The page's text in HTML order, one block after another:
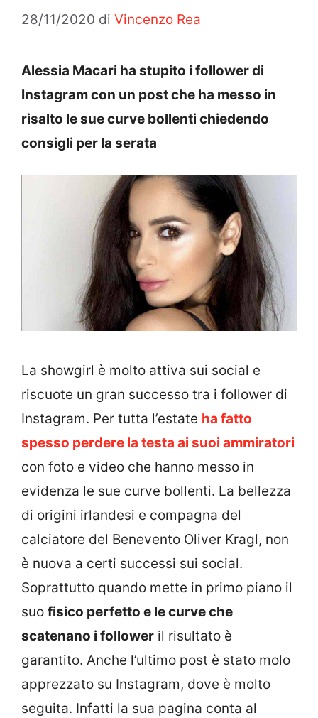
28/11/2020 di Vincenzo Rea
Alessia Macari ha stupito i follower di
Instagram con un post che ha messo in
risalto le sue curve bollenti chiedendo
consigli per la serata
La showgirl è molto attiva sui social e
riscuote un gran successo tra i follower di
Instagram. Per tutta l’estate ha fatto
spesso perdere la testa ai suoi ammiratori
con foto e video che hanno messo in
evidenza le sue curve bollenti. La bellezza
di origini irlandesi e compagna del
calciatore del Benevento Oliver Kragl, non
è nuova a certi successi sui social.
Soprattutto quando mette in primo piano il
suo fisico perfetto e le curve che
scatenano i follower il risultato è
garantito. Anche l’ultimo post è stato molo
apprezzato su Instagram, dove è molto
seguita. Infatti la sua pagina conta al